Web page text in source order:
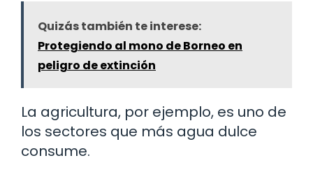
Quizás también te interese:
Protegiendo al mono de Borneo en
peligro de extinción
La agricultura, por ejemplo, es uno de
los sectores que más agua dulce
consume.